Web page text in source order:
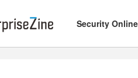
Security Online